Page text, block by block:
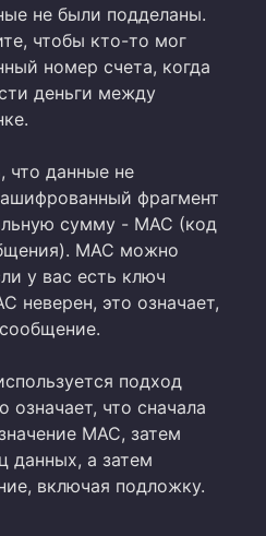
не были подделаны.
чтобы кто-то мог
номер счета, когда
деньги между
что данные не
фрагмент
сумму - MAC (код
MAC можно
у вас есть ключ
неверен, это означает,
подход
означает, что сначала
MAC, затем
данных, а затем
включая подложку.